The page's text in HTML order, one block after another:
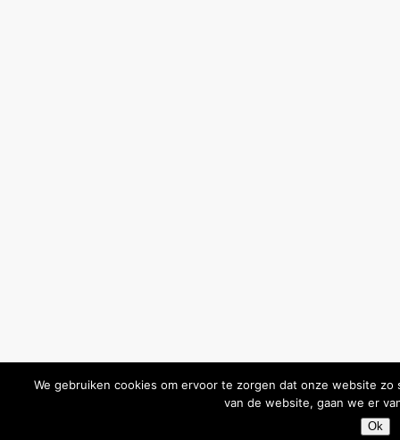
We gebruiken cookies om ervoor te zorgen dat onze website
van de website, gaan we er
Ok